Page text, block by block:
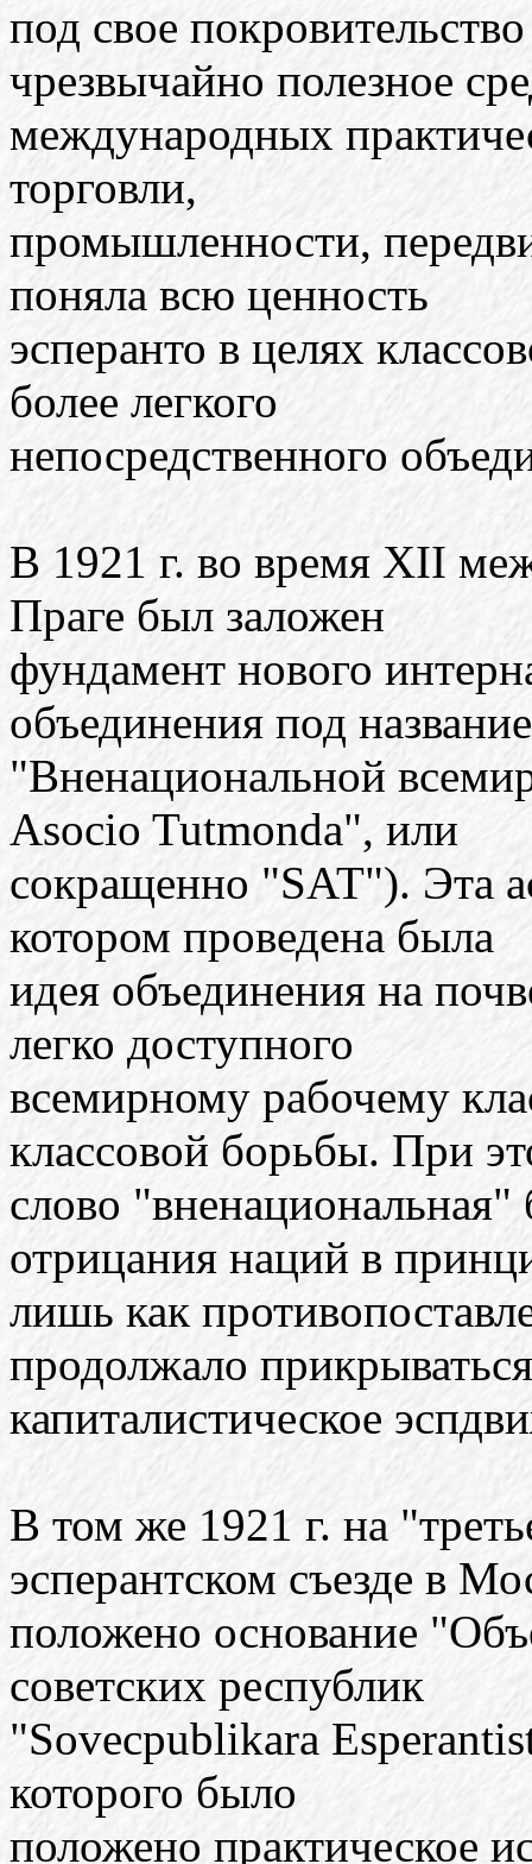
под свое
чрезвычайно полезное
международных
торговли,
промышленности,
поняла всю ценность
эсперанто в целях
более легкого
непосредственного
В 1921 г. во время XII
Праге был заложен
фундамент нового
объединения под
"Вненациональной
Asocio Tutmonda", или
сокращенно "SАТ"). Эта
котором проведена была
идея объединения на
легко доступного
всемирному рабочему
классовой борьбы. При
слово
отрицания наций в
лишь как
продолжало прикрываться
капиталистическое
В том же 1921 г. на
эсперантском съезде в
положено основание
советских республик
"Sovecpublikara
которого было
положено практическое